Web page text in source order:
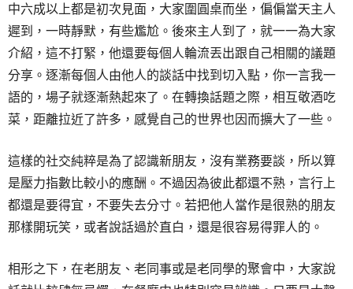
中六成以上都是初次見面，大家圍圓桌而坐，偏偏當天主人
遲到，一時靜默，有些尷尬。後來主人到了，就一一為大家
介紹，這不打緊，他還要每個人輪流丟出跟自己相關的議題
分享。逐漸每個人由他人的談話中找到切入點，你一言我一
語的，場子就逐漸熱起來了。在轉換話題之際，相互敬酒吃
菜，距離拉近了許多，感覺自己的世界也因而擴大了一些。
這樣的社交純粹是為了認識新朋友，沒有業務要談，所以算
是壓力指數比較小的應酬。不過因為彼此都還不熟，言行上
都還是要得宜，不要失去分寸。若把他人當作是很熟的朋友
那樣開玩笑，或者說話過於直白，還是很容易得罪人的。
相形之下，在老朋友、老同事或是老同學的聚會中，大家說